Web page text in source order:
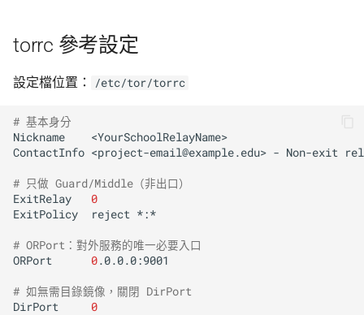
torrc 參考設定
設定檔位置： /etc/tor/torrc
# 基本身分
Nickname
<YourSchoolRelayName>
ContactInfo <project-email@example.edu> - Non-exit
# 只做 Guard/Middle（非出口）
ExitRelay
0
ExitPolicy
reject *:*
# ORPort：對外服務的唯一必要入口
ORPort
0.0.0.0:9001
# 如無需目錄鏡像，關閉 DirPort
DirPort
0